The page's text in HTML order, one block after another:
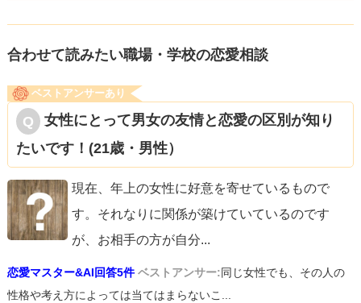
合わせて読みたい職場・学校の恋愛相談
ベストアンサーあり
女性にとって男女の友情と恋愛の区別が知り
たいです！(21歳・男性）
現在、年上の女性に好意を寄せているもので
す。それなりに関係が築けていているのです
が、お相手の方が自分...
恋愛マスター&AI回答5件 ベストアンサー:同じ女性でも、その人の
性格や考え方によっては当てはまらないこ...